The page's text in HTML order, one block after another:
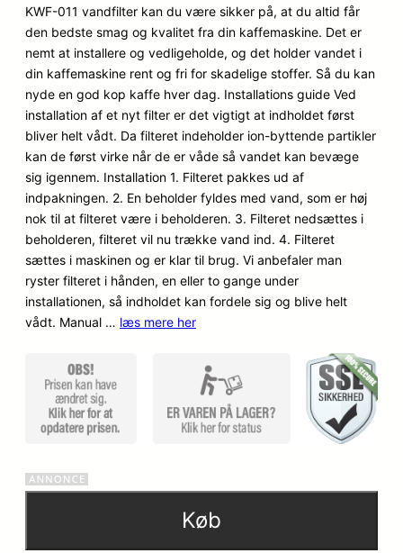
KWF-011 vandfilter kan du være sikker på, at du altid får
den bedste smag og kvalitet fra din kaffemaskine. Det er
nemt at installere og vedligeholde, og det holder vandet i
din kaffemaskine rent og fri for skadelige stoffer. Så du kan
nyde en god kop kaffe hver dag. Installations guide Ved
installation af et nyt filter er det vigtigt at indholdet først
bliver helt vådt. Da filteret indeholder ion-byttende partikler
kan de først virke når de er våde så vandet kan bevæge
sig igennem. Installation 1. Filteret pakkes ud af
indpakningen. 2. En beholder fyldes med vand, som er høj
nok til at filteret være i beholderen. 3. Filteret nedsættes i
beholderen, filteret vil nu trække vand ind. 4. Filteret
sættes i maskinen og er klar til brug. Vi anbefaler man
ryster filteret i hånden, en eller to gange under
installationen, så indholdet kan fordele sig og blive helt
vådt. Manual … læs mere her
Køb